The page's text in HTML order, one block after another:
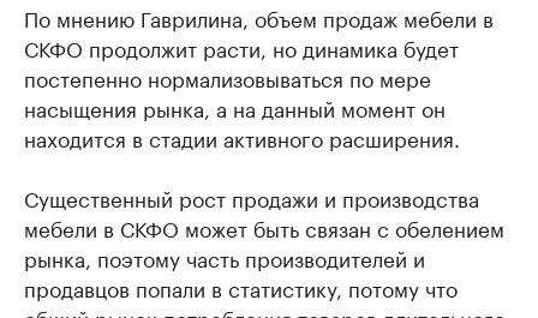
По мнению Гаврилина, объем продаж мебели в
СКФО продолжит расти, но динамика будет
постепенно нормализовываться по мере
насыщения рынка, а на данный момент он
находится в стадии активного расширения.
Существенный рост продажи и производства
мебели в СКФО может быть связан с обелением
рынка, поэтому часть производителей и
продавцов попали в статистику, потому что